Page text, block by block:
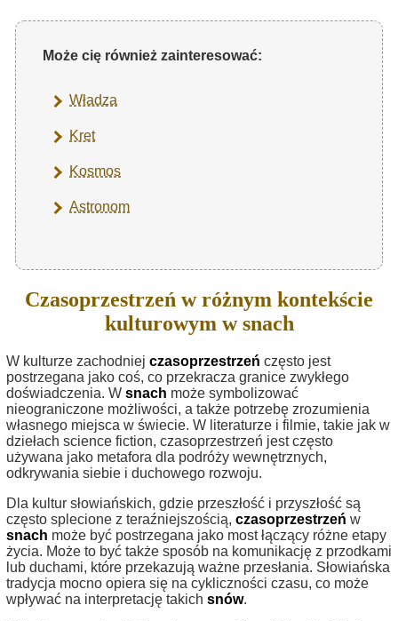
Może cię również zainteresować:
Władza
Kret
Kosmos
Astronom
Czasoprzestrzeń w różnym kontekście
kulturowym w snach
W kulturze zachodniej czasoprzestrzeń często jest
postrzegana jako coś, co przekracza granice zwykłego
doświadczenia. W snach może symbolizować
nieograniczone możliwości, a także potrzebę zrozumienia
własnego miejsca w świecie. W literaturze i filmie, takie jak w
dziełach science fiction, czasoprzestrzeń jest często
używana jako metafora dla podróży wewnętrznych,
odkrywania siebie i duchowego rozwoju.
Dla kultur słowiańskich, gdzie przeszłość i przyszłość są
często splecione z teraźniejszością, czasoprzestrzeń w
snach może być postrzegana jako most łączący różne etapy
życia. Może to być także sposób na komunikację z przodkami
lub duchami, które przekazują ważne przesłania. Słowiańska
tradycja mocno opiera się na cykliczności czasu, co może
wpływać na interpretację takich snów.